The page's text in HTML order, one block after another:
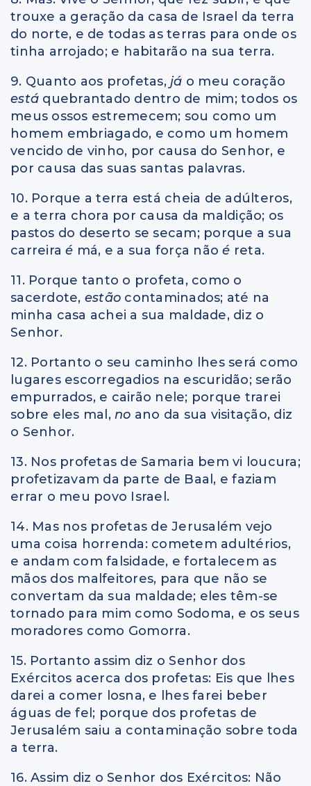
trouxe a geração da casa de Israel da terra
do norte, e de todas as terras para onde os
tinha arrojado; e habitarão na sua terra.
9. Quanto aos profetas, já o meu coração
está quebrantado dentro de mim; todos os
meus ossos estremecem; sou como um
homem embriagado, e como um homem
vencido de vinho, por causa do Senhor, e
por causa das suas santas palavras.
10. Porque a terra está cheia de adúlteros,
e a terra chora por causa da maldição; os
pastos do deserto se secam; porque a sua
carreiraé má, e a sua força nãoé reta.
11. Porque tanto o profeta, como o
sacerdote, estão contaminados; até na
minha casa achei a sua maldade, diz o
Senhor.
12. Portanto o seu caminho lhes será como
lugares escorregadios na escuridão; serão
empurrados, e cairão nele; porque trarei
sobre eles mal, no ano da sua visitação, diz
o Senhor.
13. Nos profetas de Samaria bem vi loucura;
profetizavam da parte de Baal, e faziam
errar o meu povo Israel.
14. Mas nos profetas de Jerusalém vejo
uma coisa horrenda: cometem adultérios,
e andam com falsidade, e fortalecem as
mãos dos malfeitores, para que não se
convertam da sua maldade; eles têm-se
tornado para mim como Sodoma, e os seus
moradores como Gomorra.
15. Portanto assim diz o Senhor dos
Exércitos acerca dos profetas: Eis que lhes
darei a comer losna, e lhes farei beber
águas de fel; porque dos profetas de
Jerusalém saiu a contaminação sobre toda
a terra.
16. Assim diz o Senhor dos Exércitos: Não